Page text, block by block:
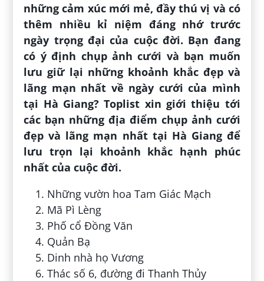
những cảm xúc mới mẻ, đầy thú vị và có
thêm nhiều kỉ niệm đáng nhớ trước
ngày trọng đại của cuộc đời. Bạn đang
có ý định chụp ảnh cưới và bạn muốn
lưu giữ lại những khoảnh khắc đẹp và
lãng mạn nhất về ngày cưới của mình
tại Hà Giang? Toplist xin giới thiệu tới
các bạn những địa điểm chụp ảnh cưới
đẹp và lãng mạn nhất tại Hà Giang để
lưu trọn lại khoảnh khắc hạnh phúc
nhất của cuộc đời.
Những vườn hoa Tam Giác Mạch
Mã Pì Lèng
Phố cổ Đồng Văn
Quản Bạ
Dinh nhà họ Vương
Thác số 6, đường đi Thanh Thủy